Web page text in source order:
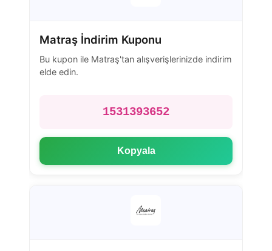
Matraş İndirim Kuponu
Bu kupon ile Matraş'tan alışverişlerinizde indirim
elde edin.
1531393652
Kopyala